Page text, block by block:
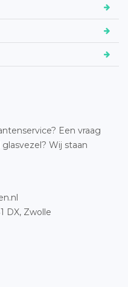
Een vraag
Wij staan
DX, Zwolle